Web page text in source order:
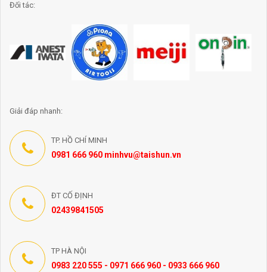
Đối tác:
Giải đáp nhanh:
TP. HỒ CHÍ MINH
0981 666 960 minhvu@taishun.vn
ĐT CỐ ĐỊNH
02439841505
TP HÀ NỘI
0983 220 555 - 0971 666 960 - 0933 666 960